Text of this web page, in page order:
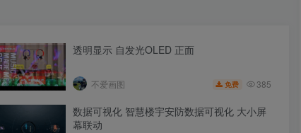
透明显示 自发光OLED 正面
不爱画图 免费 385
数据可视化 智慧楼宇安防数据可视化 大小屏
幕联动